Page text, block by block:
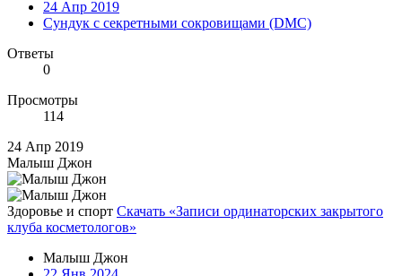
24 Апр 2019
Сундук с секретными сокровищами (DMC)
Ответы
0
Просмотры
114
24 Апр 2019
Малыш Джон
Здоровье и спорт Скачать «Записи ординаторских закрытого
клуба косметологов»
Малыш Джон